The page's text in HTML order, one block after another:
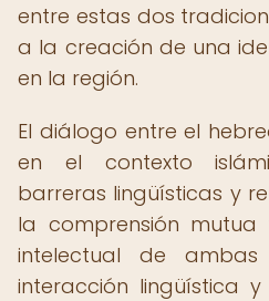
entre estas dos
a la creación de una
en la región.
El diálogo entre el
en el contexto
barreras lingüísticas y
la comprensión mutua
intelectual de ambas
interacción lingüística